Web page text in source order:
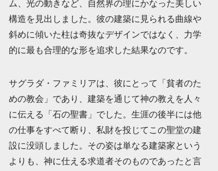
ム、光の動きなど、自然界の理にかなった美しい
構造を見出しました。彼の建築に見られる曲線や
斜めに傾いた柱は奇抜なデザインではなく、力学
的に最も合理的な形を追求した結果なのです。
サグラダ・ファミリアは、彼にとって「貧者のた
めの教会」であり、建築を通じて神の教えを人々
に伝える「石の聖書」でした。生涯の後半には他
の仕事をすべて断り、私財を投じてこの聖堂の建
設に没頭しました。その姿は単なる建築家という
よりも、神に仕える求道者そのものであったと言